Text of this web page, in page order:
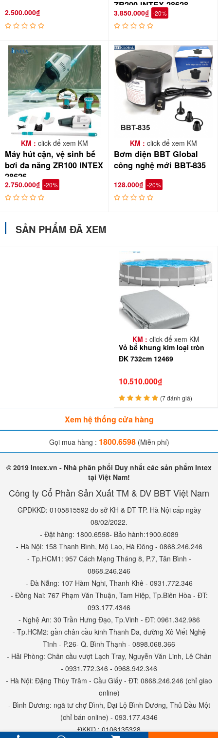
2.500.000₫
ZR200 INTEX 28628
3.850.000₫ -20%
KM : click để xem KM
Máy hút cặn, vệ sinh bể
bơi đa năng ZR100 INTEX
28626
2.750.000₫ -20%
KM : click để xem KM
Bơm điện BBT Global
công nghệ mới BBT-835
128.000₫ -20%
SẢN PHẨM ĐÃ XEM
KM : click để xem KM
Vỏ bể khung kim loại tròn
ĐK 732cm 12469
10.510.000₫
(7 đánh giá)
Xem hệ thống cửa hàng
Gọi mua hàng : 1800.6598(Miễn phí)
© 2019 Intex.vn - Nhà phân phối Duy nhất các sản phẩm Intex
tại Việt Nam!
Công ty Cổ Phần Sản Xuất TM & DV BBT Việt Nam
GPDKKD: 0105815592 do sở KH & ĐT TP. Hà Nội cấp ngày
08/02/2022.
- Đặt hàng: 1800.6598- Bảo hành:1900.6089
- Hà Nội: 158 Thanh Bình, Mộ Lao, Hà Đông - 0868.246.246
- Tp.HCM1: 957 Cách Mạng Tháng 8, P.7, Tân Bình -
0868.246.246
- Đà Nẵng: 107 Hàm Nghi, Thanh Khê - 0931.772.346
- Đồng Nai: 767 Phạm Văn Thuận, Tam Hiệp, Tp.Biên Hòa - ĐT:
093.177.4346
- Nghệ An: 30 Trần Hưng Đạo, Tp.Vinh - ĐT: 0961.342.986
- Tp.HCM2: gần chân cầu kinh Thanh Đa, đường Xô Viết Nghệ
Tĩnh - P.26- Q. Bình Thạnh - 0898.068.366
- Hải Phòng: Chân cầu vượt Lạch Tray, Nguyễn Văn Linh, Lê Chân
- 0931.772.346 - 0968.942.346
- Hà Nội: Đặng Thùy Trâm - Cầu Giấy - ĐT: 0868.246.246 (chỉ giao
online)
- Bình Dương: ngã tư chợ Đình, Đại Lộ Bình Dương, Thủ Dầu Một
(chỉ bán online) - 093.177.4346
ĐKKD : 0106135328